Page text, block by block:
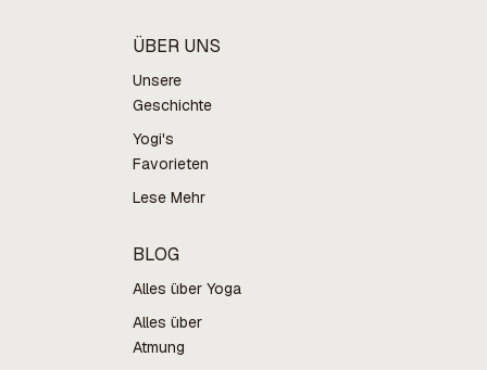
ÜBER UNS
Unsere
Geschichte
Yogi's
Favorieten
Lese Mehr
BLOG
Alles über Yoga
Alles über
Atmung